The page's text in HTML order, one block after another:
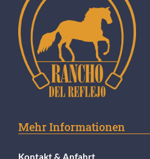
Mehr Informationen
Kontakt & Anfahrt